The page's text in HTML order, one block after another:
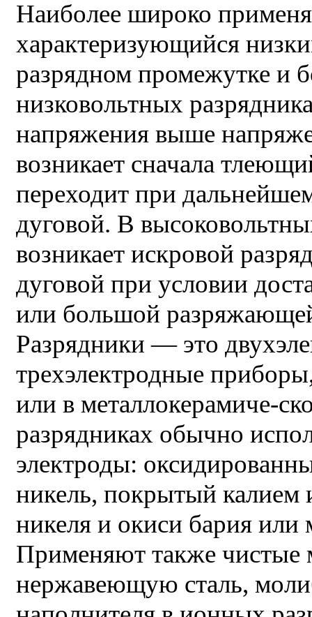
Наиболее широко
характеризующийся
разрядном промежутке и
низковольтных
напряжения выше
возникает сначала
переходит при
дуговой. В
возникает искровой
дуговой при условии
или большой
Разрядники — это
трехэлектродные
или в металлокерамиче-
разрядниках обычно
электроды:
никель, покрытый калием
никеля и окиси бария
Применяют также чистые
нержавеющую сталь,